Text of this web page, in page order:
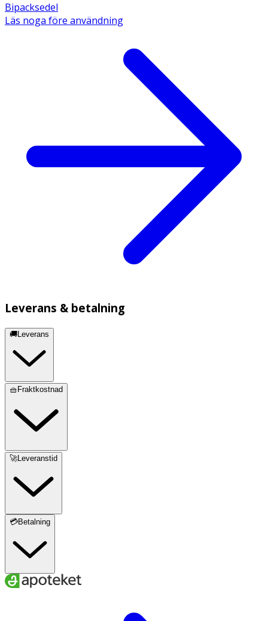
Bipacksedel
Läs noga före användning
Leverans & betalning
🚚Leverans
🧺Fraktkostnad
🚀Leveranstid
💳Betalning